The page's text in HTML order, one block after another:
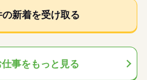
の新着を受け取る
事をもっと見る